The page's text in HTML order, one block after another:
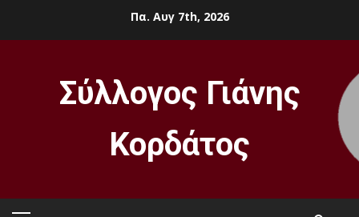
Πα. Αυγ 7th, 2026
Σύλλογος Γιάνης
Κορδάτος